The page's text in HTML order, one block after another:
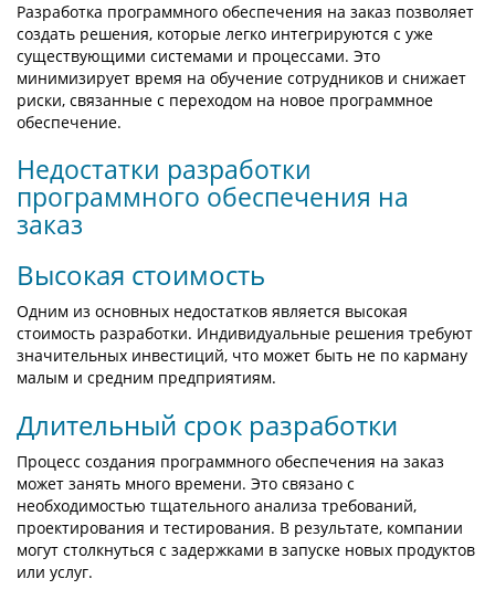
Разработка программного обеспечения на заказ позволяет
создать решения, которые легко интегрируются с уже
существующими системами и процессами. Это
минимизирует время на обучение сотрудников и снижает
риски, связанные с переходом на новое программное
обеспечение.
Недостатки разработки
программного обеспечения на
заказ
Высокая стоимость
Одним из основных недостатков является высокая
стоимость разработки. Индивидуальные решения требуют
значительных инвестиций, что может быть не по карману
малым и средним предприятиям.
Длительный срок разработки
Процесс создания программного обеспечения на заказ
может занять много времени. Это связано с
необходимостью тщательного анализа требований,
проектирования и тестирования. В результате, компании
могут столкнуться с задержками в запуске новых продуктов
или услуг.